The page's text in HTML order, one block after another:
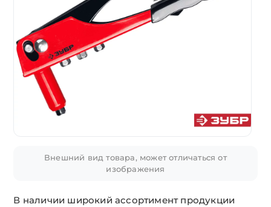
Внешний вид товара, может отличаться от
изображения
В наличии широкий ассортимент продукции